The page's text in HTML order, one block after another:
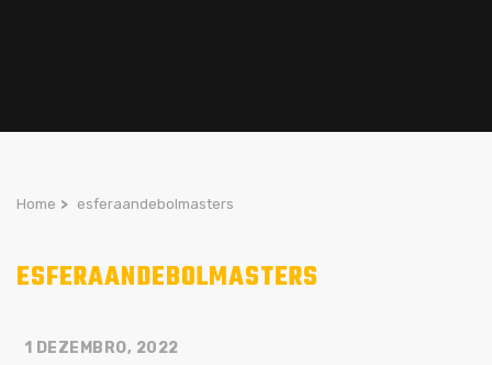
Home > esferaandebolmasters
ESFERAANDEBOLMASTERS
1 DEZEMBRO, 2022